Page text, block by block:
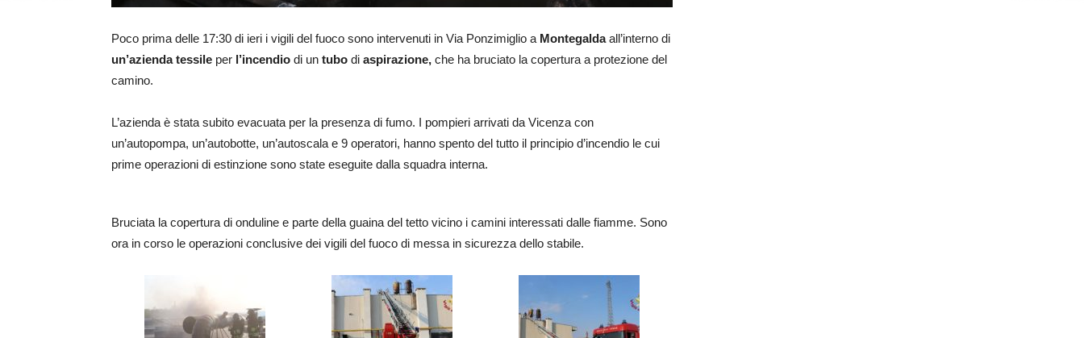
Poco prima delle 17:30 di ieri i vigili del fuoco sono intervenuti in Via Ponzimiglio a Montegaldaall’interno di
un’azienda tessile per l’incendio di un tubo di aspirazione, che ha bruciato la copertura a protezione del
camino.
L’azienda è stata subito evacuata per la presenza di fumo. I pompieri arrivati da Vicenza con
un’autopompa, un’autobotte, un’autoscala e 9 operatori, hanno spento del tutto il principio d’incendio le cui
prime operazioni di estinzione sono state eseguite dalla squadra interna.
Bruciata la copertura di onduline e parte della guaina del tetto vicino i camini interessati dalle fiamme. Sono
ora in corso le operazioni conclusive dei vigili del fuoco di messa in sicurezza dello stabile.